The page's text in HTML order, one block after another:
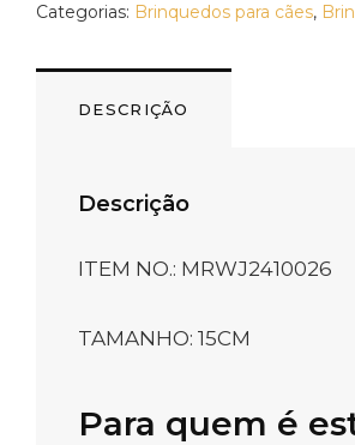
Categorias: Brinquedos para cães,
DESCRIÇÃO
Descrição
ITEM NO.: MRWJ2410026
TAMANHO: 15CM
Para quem é